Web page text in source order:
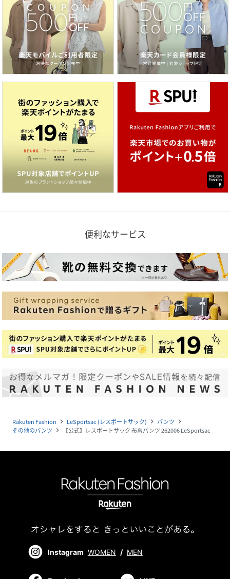
便利なサービス
Rakuten Fashion navigate_next LeSportsac (レスポートサック) navigate_next パンツ navigate_next
その他のパンツ navigate_next 【公式】レスポートサック 布帛パンツ 262006 LeSportsac
Instagram WOMEN / MEN